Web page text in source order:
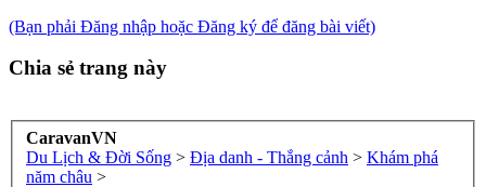
(Bạn phải Đăng nhập hoặc Đăng ký để đăng bài viết)
Chia sẻ trang này
CaravanVN
Du Lịch & Đời Sống > Địa danh - Thắng cảnh > Khám phá
năm châu >